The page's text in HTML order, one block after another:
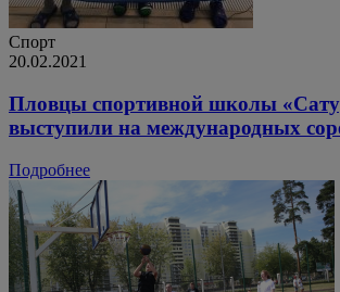
Спорт
20.02.2021
Пловцы спортивной школы
выступили на международных
Подробнее